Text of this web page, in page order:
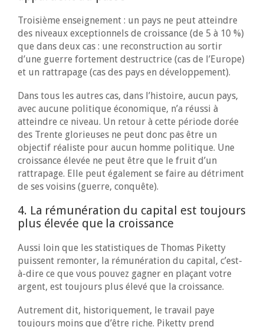
Troisième enseignement : un pays ne peut atteindre
des niveaux exceptionnels de croissance (de 5 à 10 %)
que dans deux cas : une reconstruction au sortir
d’une guerre fortement destructrice (cas de l’Europe)
et un rattrapage (cas des pays en développement).
Dans tous les autres cas, dans l’histoire, aucun pays,
avec aucune politique économique, n’a réussi à
atteindre ce niveau. Un retour à cette période dorée
des Trente glorieuses ne peut donc pas être un
objectif réaliste pour aucun homme politique. Une
croissance élevée ne peut être que le fruit d’un
rattrapage. Elle peut également se faire au détriment
de ses voisins (guerre, conquête).
4. La rémunération du capital est toujours
plus élevée que la croissance
Aussi loin que les statistiques de Thomas Piketty
puissent remonter, la rémunération du capital, c’est-
à-dire ce que vous pouvez gagner en plaçant votre
argent, est toujours plus élevé que la croissance.
Autrement dit, historiquement, le travail paye
toujours moins que d’être riche. Piketty prend